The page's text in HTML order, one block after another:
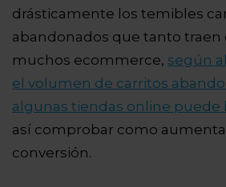
drásticamente los temibles
abandonados que tanto traen
muchos ecommerce, según
el volumen de carritos
algunas tiendas online puede
así comprobar como
conversión.